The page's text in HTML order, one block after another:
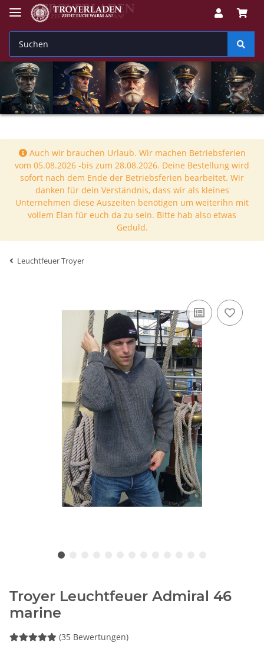
Auch wir brauchen Urlaub. Wir machen Betriebsferien
vom 05.08.2026 -bis zum 28.08.2026. Deine Bestellung wird
sofort nach dem Ende der Betriebsferien bearbeitet. Wir
danken für dein Verständnis, dass wir als kleines
Unternehmen diese Auszeiten benötigen um weiterihn mit
vollem Elan für euch da zu sein. Bitte hab also etwas
Geduld.
Leuchtfeuer Troyer
Troyer Leuchtfeuer Admiral 46
marine
(35 Bewertungen)